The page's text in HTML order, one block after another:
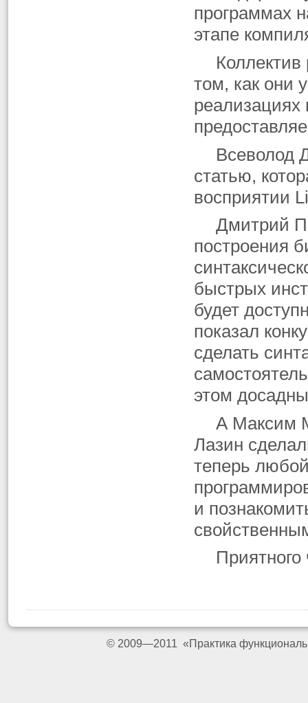
программах
этапе
том, как они
Всеволод
статью,
восприятии
Дмитрий
построения
быстрых
будет
показал
сделать
этом
А Максим
Лазин
теперь
и
Приятного
© 2009—2011 «Практика